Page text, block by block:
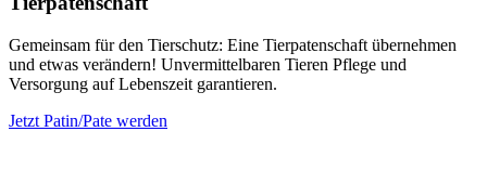
Gemeinsam für den Tierschutz: Eine Tierpatenschaft übernehmen
und etwas verändern! Unvermittelbaren Tieren Pflege und
Versorgung auf Lebenszeit garantieren.
Jetzt Patin/Pate werden